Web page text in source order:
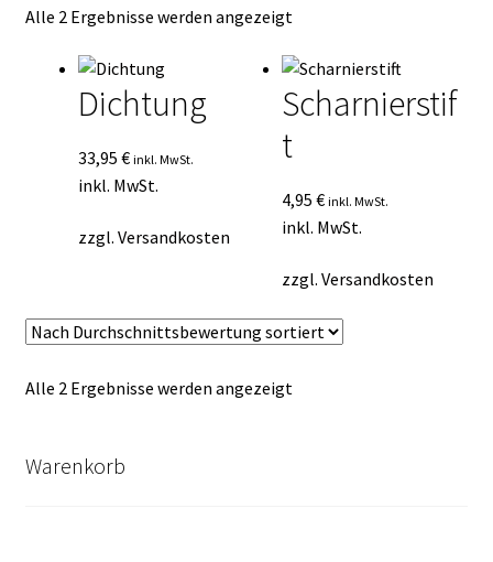
Kasse
Mein Konto
Vertrag widerrufen
Alle 2 Ergebnisse werden angezeigtNach
sortiert
Dichtung
33,95 € inkl. MwSt.
inkl. MwSt.
zzgl. Versandkosten
Scharnierstif
t
4,95€ inkl. MwSt.
inkl. MwSt.
zzgl.Versandkosten
Alle 2 Ergebnisse werden angezeigtNach
Warenkorb